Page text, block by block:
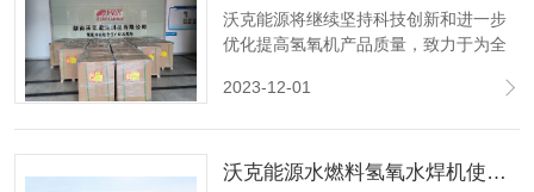
沃克能源将继续坚持科技创新和进一步
优化提高氢氧机产品质量，致力于为全
方案。
2023-12-01
沃克能源水燃料氢氧水焊机使用说明！